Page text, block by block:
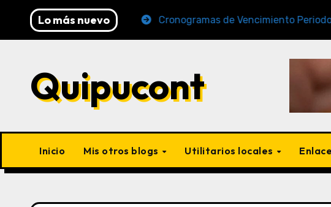
Lo más nuevo
(AFP y SUNAT) Cronogramas de Vencimiento Periodo
Quipucont
Inicio Mis otros blogs Utilitarios locales